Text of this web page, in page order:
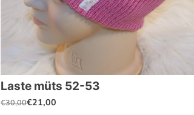
Laste müts 52-53
€30,00
Algne €21,00
Praegune